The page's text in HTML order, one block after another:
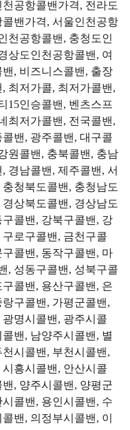
공항콜밴가격, 전라도
밴가격, 서울인천공항
천공항콜밴, 충청도인
상도인천공항콜밴, 여
, 비즈니스콜밴, 출장
최저가콜, 최저가콜밴,
15인승콜밴, 벤츠스프
최저가콜밴, 전국콜밴,
밴, 광주콜밴, 대구콜
원콜밴, 충북콜밴, 충남
경남콜밴, 제주콜밴, 서
청북도콜밴, 충청남도
상북도콜밴, 경상남도
콜밴, 강북구콜밴, 강
로구콜밴, 금천구콜
콜밴, 동작구콜밴, 마
, 성동구콜밴, 성북구콜
콜밴, 용산구콜밴, 은
구콜밴, 가평군콜밴,
명시콜밴, 광주시콜
밴, 남양주시콜밴, 별
시콜밴, 부천시콜밴,
흥시콜밴, 안산시콜
, 양주시콜밴, 양평군
콜밴, 용인시콜밴, 수
밴, 의정부시콜밴, 이